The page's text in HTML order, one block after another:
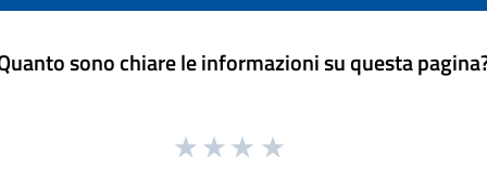
sono chiare le informazioni su questa